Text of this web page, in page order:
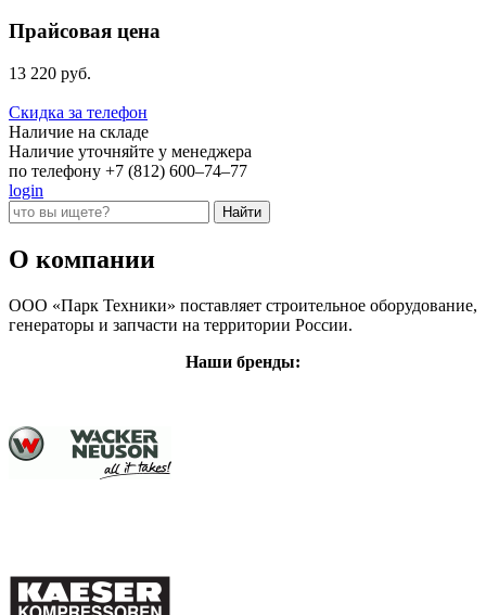
Прайсовая цена
13 220 руб.
Скидка за телефон
Наличие на складе
Наличие уточняйте у менеджера
по телефону +7 (812) 600–74–77
login
О компании
ООО «Парк Техники» поставляет строительное оборудование,
генераторы и запчасти на территории России.
Наши бренды: